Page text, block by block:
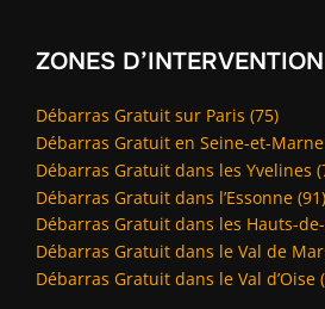
ZONES D’INTERVENTION
Débarras Gratuit sur Paris (75)
Débarras Gratuit en Seine-et-Marne
Débarras Gratuit dans les Yvelines
Débarras Gratuit dans l’Essonne (91)
Débarras Gratuit dans les Hauts-
Débarras Gratuit dans le Val de
Débarras Gratuit dans le Val d’Oise